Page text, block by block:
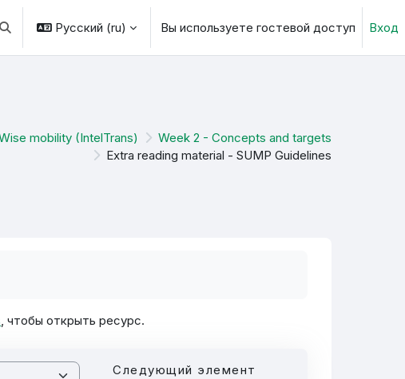
Изменить данные поисковой строки
Русский ‎(ru)‎ Вы используете гостевой доступ Вход
mobility (IntelTrans)
Week 2 - Concepts and targets
Extra reading material - SUMP Guidelines
, чтобы открыть ресурс.
Следующий элемент